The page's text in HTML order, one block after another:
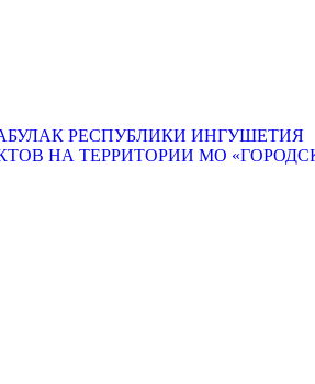
РЕСПУБЛИКИ ИНГУШЕТИЯ
НА ТЕРРИТОРИИ МО